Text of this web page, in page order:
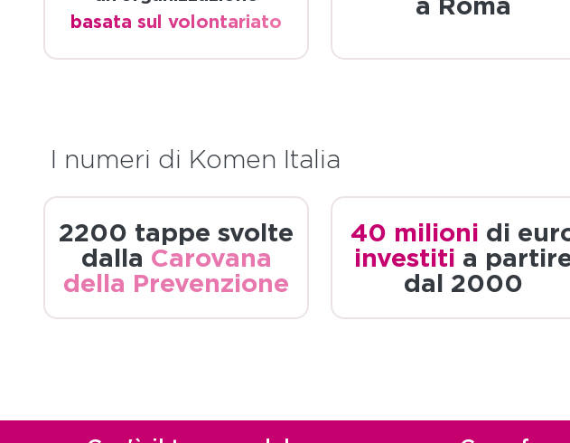
basata sul volontariato
I numeri di Komen Italia
2200 tappe svolte
dalla Carovana
della Prevenzione
40 milioni di
investiti a
dal 2000